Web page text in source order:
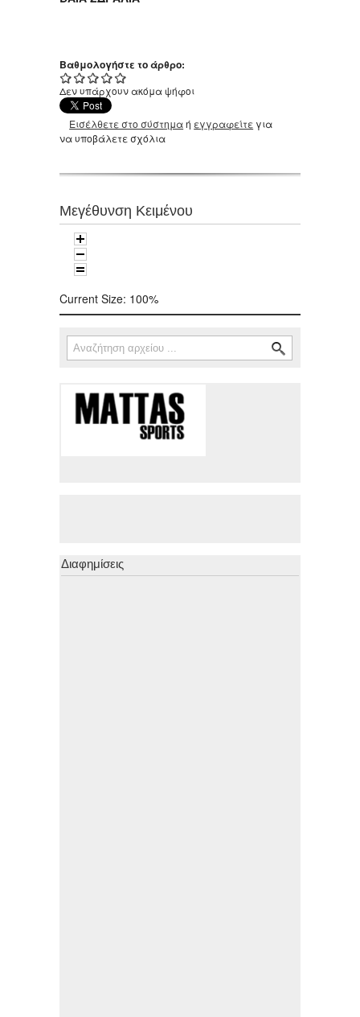
Βαθμολογήστε το άρθρο:
Δεν υπάρχουν ακόμα ψήφοι
Εισέλθετε στο σύστημαή εγγραφείτε για
να υποβάλετε σχόλια
Μεγέθυνση Κειμένου
Current Size: 100%
Φόρμα αναζήτησης
Αναζήτηση
Διαφημίσεις